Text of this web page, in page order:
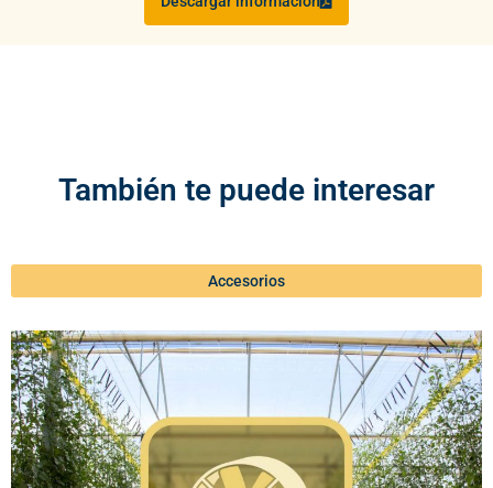
También te puede interesar
Accesorios